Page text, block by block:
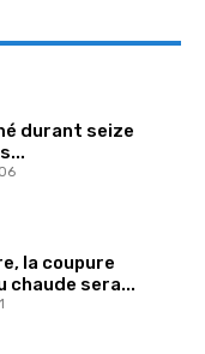
durant seize
la coupure
chaude sera...